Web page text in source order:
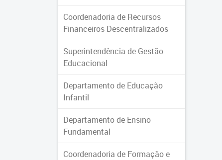
Coordenadoria de Recursos
Financeiros Descentralizados
Superintendência de Gestão
Educacional
Departamento de Educação
Infantil
Departamento de Ensino
Fundamental
Coordenadoria de Formação e